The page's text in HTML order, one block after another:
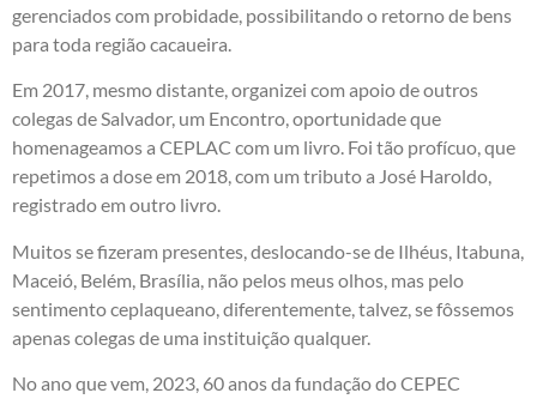
gerenciados com probidade, possibilitando o retorno de bens
para toda região cacaueira.
Em 2017, mesmo distante, organizei com apoio de outros
colegas de Salvador, um Encontro, oportunidade que
homenageamos a CEPLAC com um livro. Foi tão profícuo, que
repetimos a dose em 2018, com um tributo a José Haroldo,
registrado em outro livro.
Muitos se fizeram presentes, deslocando-se de Ilhéus, Itabuna,
Maceió, Belém, Brasília, não pelos meus olhos, mas pelo
sentimento ceplaqueano, diferentemente, talvez, se fôssemos
apenas colegas de uma instituição qualquer.
No ano que vem, 2023, 60 anos da fundação do CEPEC